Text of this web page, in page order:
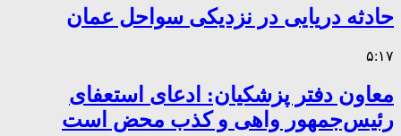
حادثه دریایی در نزدیکی سواحل عمان
۵:۱۷
معاون دفتر پزشکیان: ادعای استعفای
رئیس‌جمهور واهی و کذب محض است